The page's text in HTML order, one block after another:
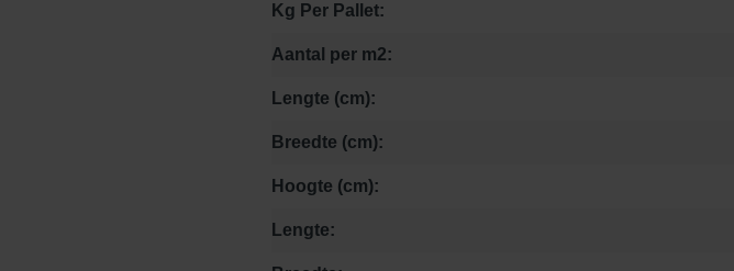
Kg Per Pallet:
Aantal per m2:
Lengte (cm):
Breedte (cm):
Hoogte (cm):
Lengte: